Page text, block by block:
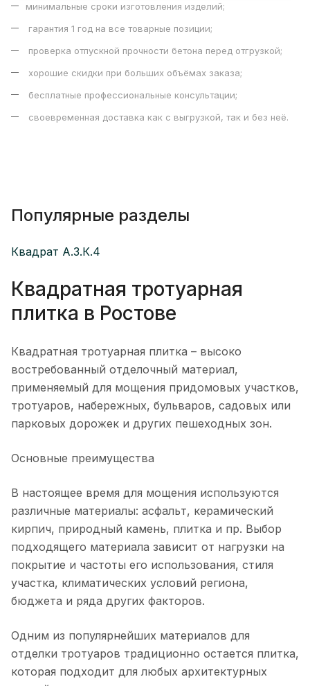
минимальные сроки изготовления изделий;
гарантия 1 год на все товарные позиции;
проверка отпускной прочности бетона перед отгрузкой;
хорошие скидки при больших объёмах заказа;
бесплатные профессиональные консультации;
своевременная доставка как с выгрузкой, так и без неё.
Популярные разделы
Квадрат А.3.К.4
Квадратная тротуарная
плитка в Ростове
Квадратная тротуарная плитка – высоко
востребованный отделочный материал,
применяемый для мощения придомовых участков,
тротуаров, набережных, бульваров, садовых или
парковых дорожек и других пешеходных зон.
Основные преимущества
В настоящее время для мощения используются
различные материалы: асфальт, керамический
кирпич, природный камень, плитка и пр. Выбор
подходящего материала зависит от нагрузки на
покрытие и частоты его использования, стиля
участка, климатических условий региона,
бюджета и ряда других факторов.
Одним из популярнейших материалов для
отделки тротуаров традиционно остается плитка,
которая подходит для любых архитектурных